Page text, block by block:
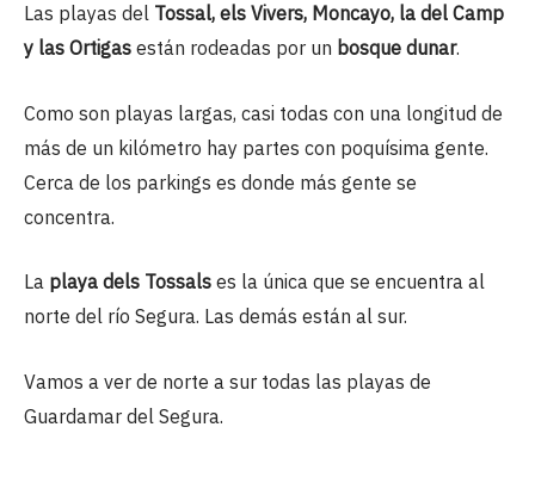
Las playas del Tossal, els Vivers, Moncayo, la del Camp
y las Ortigas están rodeadas por un bosque dunar.
Como son playas largas, casi todas con una longitud de
más de un kilómetro hay partes con poquísima gente.
Cerca de los parkings es donde más gente se
concentra.
La playa dels Tossals es la única que se encuentra al
norte del río Segura. Las demás están al sur.
Vamos a ver de norte a sur todas las playas de
Guardamar del Segura.